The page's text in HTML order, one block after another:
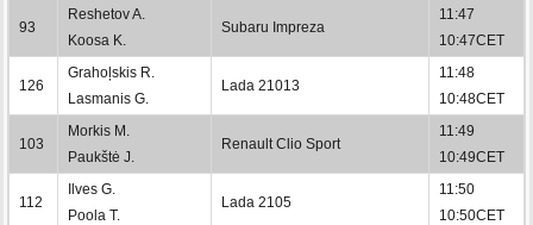
93
Reshetov A.
Koosa K.
Subaru Impreza
11:47
10:47CET
126
Grahoļskis R.
Lasmanis G.
Lada 21013
11:48
10:48CET
103
Morkis M.
Paukštė J.
Renault Clio Sport
11:49
10:49CET
112
Ilves G.
Poola T.
Lada 2105
11:50
10:50CET